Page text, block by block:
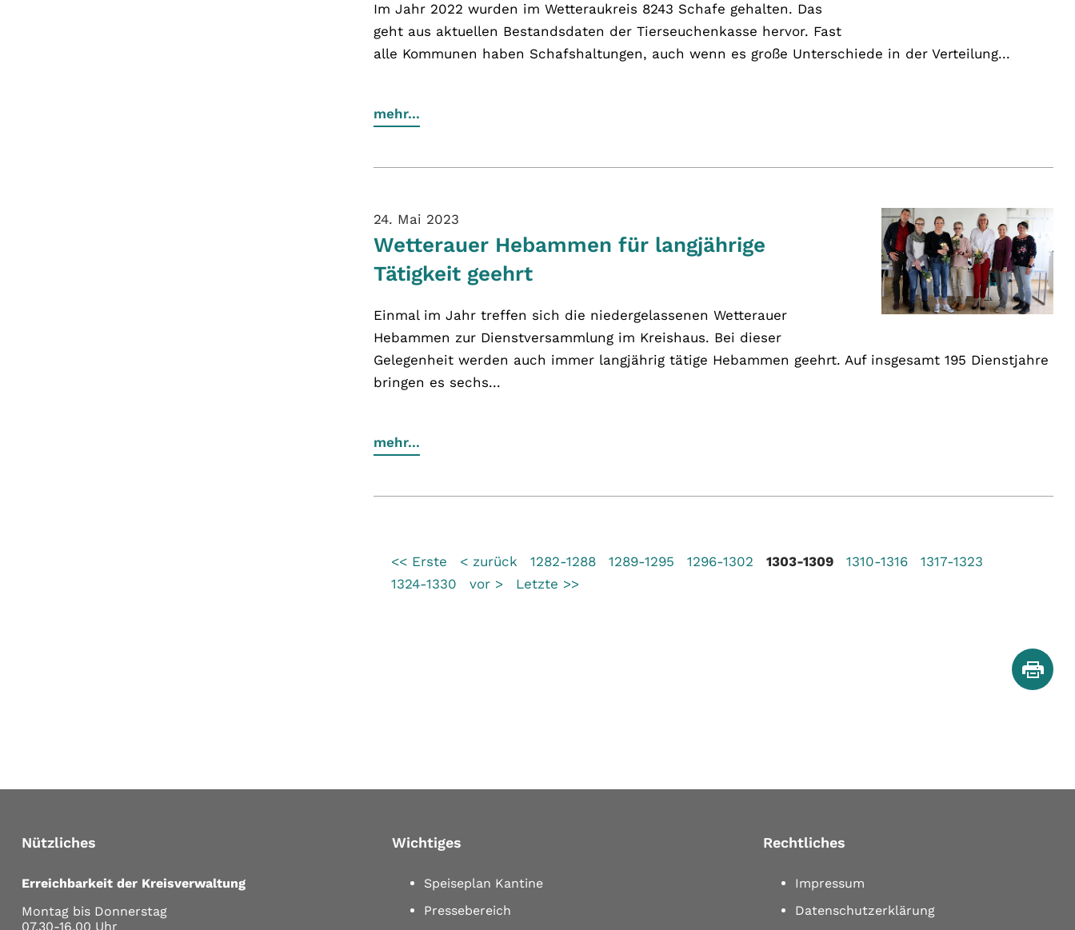
Im Jahr 2022 wurden im Wetteraukreis 8243 Schafe gehalten. Das
geht aus aktuellen Bestandsdaten der Tierseuchenkasse hervor. Fast
alle Kommunen haben Schafshaltungen, auch wenn es große Unterschiede in der Verteilung...
mehr...
24. Mai 2023
Wetterauer Hebammen für langjährige
Tätigkeit geehrt
Einmal im Jahr treffen sich die niedergelassenen Wetterauer
Hebammen zur Dienstversammlung im Kreishaus. Bei dieser
Gelegenheit werden auch immer langjährig tätige Hebammen geehrt. Auf insgesamt 195 Dienstjahre
bringen es sechs...
mehr...
<< Erste < zurück 1282-1288 1289-1295 1296-1302 1303-1309 1310-1316
1317-1323
1324-1330
vor > Letzte >>
Nützliches
Erreichbarkeit der Kreisverwaltung
Montag bis Donnerstag
07.30-16.00 Uhr
Wichtiges
Speiseplan Kantine
Pressebereich
Rechtliches
Impressum
Datenschutzerklärung